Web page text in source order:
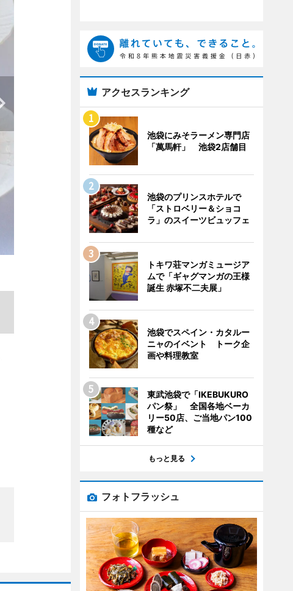
アクセスランキング
池袋にみそラーメン専門店
「萬馬軒」 池袋2店舗目
池袋のプリンスホテルで
「ストロベリー＆ショコ
ラ」のスイーツビュッフェ
トキワ荘マンガミュージア
ムで「ギャグマンガの王様
誕生 赤塚不二夫展」
池袋でスペイン・カタルー
ニャのイベント トーク企
画や料理教室
東武池袋で「IKEBUKURO
パン祭」 全国各地ベーカ
リー50店、ご当地パン100
種など
もっと見る
フォトフラッシュ